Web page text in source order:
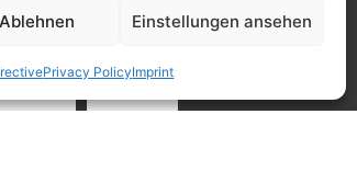
Ablehnen Einstellungen ansehen
Privacy PolicyImprint